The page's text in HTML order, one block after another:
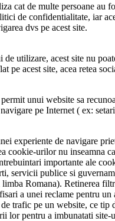
cat de multe persoane au
de confidentialitate, iar
dvs pe acest site.
utilizare, acest site nu
acest site, acea retea
unui website sa
pe Internet ( ex:
experiente de navigare
cookie-urilor nu inseamna
importante ale
servicii publice si
Romana). Retinerea
a unei reclame pentru un
trafic pe un website, ce tip
lor pentru a imbunatati